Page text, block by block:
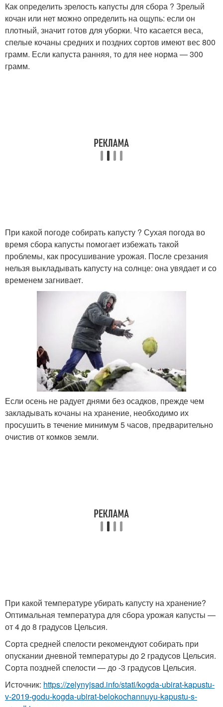
Как определить зрелость капусты для сбора ? Зрелый
кочан или нет можно определить на ощупь: если он
плотный, значит готов для уборки. Что касается веса,
спелые кочаны средних и поздних сортов имеют вес 800
грамм. Если капуста ранняя, то для нее норма — 300
грамм.
При какой погоде собирать капусту ? Сухая погода во
время сбора капусты помогает избежать такой
проблемы, как просушивание урожая. После срезания
нельзя выкладывать капусту на солнце: она увядает и со
временем загнивает.
Если осень не радует днями без осадков, прежде чем
закладывать кочаны на хранение, необходимо их
просушить в течение минимум 5 часов, предварительно
очистив от комков земли.
При какой температуре убирать капусту на хранение?
Оптимальная температура для сбора урожая капусты —
от 4 до 8 градусов Цельсия.
Сорта средней спелости рекомендуют собирать при
опускании дневной температуры до 2 градусов Цельсия.
Сорта поздней спелости — до -3 градусов Цельсия.
Источник: https://zelynyjsad.info/stati/kogda-ubirat-kapustu-
v-2019-godu-kogda-ubirat-belokochannuyu-kapustu-s-